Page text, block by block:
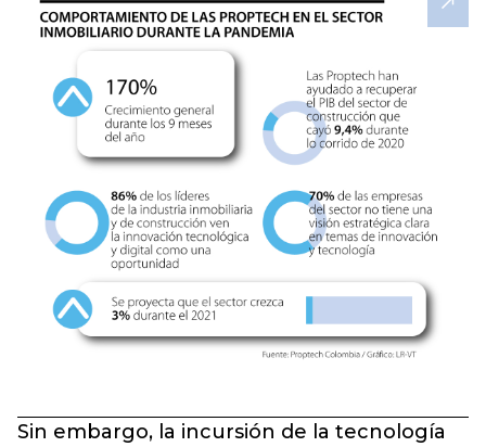
Sin embargo, la incursión de la tecnología